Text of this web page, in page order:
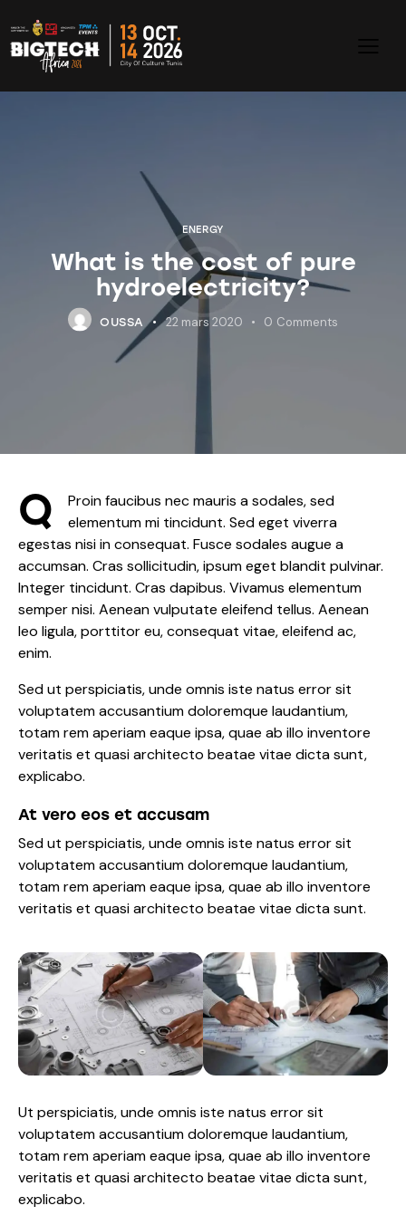
ENERGY
What is the cost of pure
hydroelectricity?
OUSSA 22 mars 2020 0 Comments
Q
Proin faucibus nec mauris a sodales, sed
elementum mi tincidunt. Sed eget viverra
egestas nisi in consequat. Fusce sodales augue a
accumsan. Cras sollicitudin, ipsum eget blandit pulvinar.
Integer tincidunt. Cras dapibus. Vivamus elementum
semper nisi. Aenean vulputate eleifend tellus. Aenean
leo ligula, porttitor eu, consequat vitae, eleifend ac,
enim.
Sed ut perspiciatis, unde omnis iste natus error sit
voluptatem accusantium doloremque laudantium,
totam rem aperiam eaque ipsa, quae ab illo inventore
veritatis et quasi architecto beatae vitae dicta sunt,
explicabo.
At vero eos et accusam
Sed ut perspiciatis, unde omnis iste natus error sit
voluptatem accusantium doloremque laudantium,
totam rem aperiam eaque ipsa, quae ab illo inventore
veritatis et quasi architecto beatae vitae dicta sunt.
Ut perspiciatis, unde omnis iste natus error sit
voluptatem accusantium doloremque laudantium,
totam rem aperiam eaque ipsa, quae ab illo inventore
veritatis et quasi architecto beatae vitae dicta sunt,
explicabo.